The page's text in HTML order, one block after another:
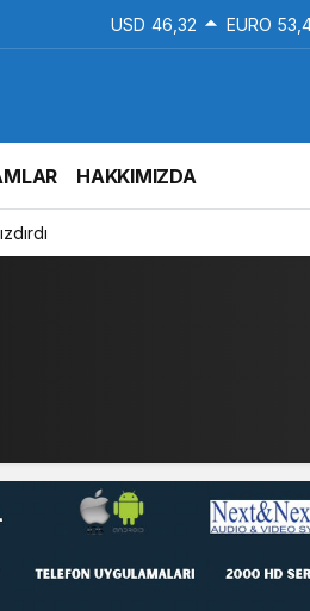
USD 46,32 EURO
HAKKIMIZDA